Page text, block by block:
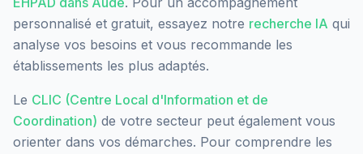
personnalisé et gratuit, essayez notre recherche IA qui
analyse vos besoins et vous recommande les
établissements les plus adaptés.
Le CLIC (Centre Local d'Information et de
Coordination) de votre secteur peut également vous
orienter dans vos démarches. Pour comprendre les